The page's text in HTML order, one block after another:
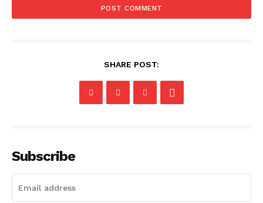
SHARE POST:
Subscribe